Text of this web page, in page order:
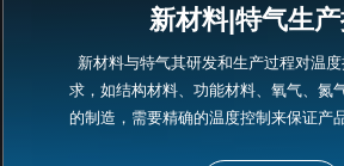
新材料|特气生
新材料与特气其研发和生产过程对温
求，如结构材料、功能材料、氧气、氮
的制造，需要精确的温度控制来保证产